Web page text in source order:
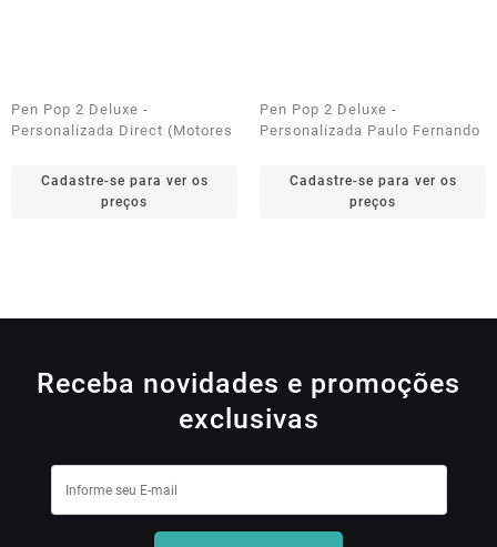
Pen Pop 2 Deluxe -
Personalizada Direct (Motores
Cadastre-se para ver os
preços
Pen Pop 2 Deluxe -
Personalizada Paulo Fernando
Cadastre-se para ver os
preços
Receba novidades e promoções
exclusivas